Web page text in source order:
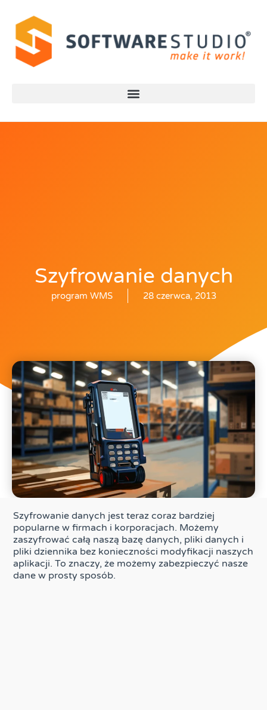
Szyfrowanie danych
program WMS 28 czerwca, 2013
Szyfrowanie danych jest teraz coraz bardziej
popularne w firmach i korporacjach. Możemy
zaszyfrować całą naszą bazę danych, pliki danych i
pliki dziennika bez konieczności modyfikacji naszych
aplikacji. To znaczy, że możemy zabezpieczyć nasze
dane w prosty sposób.